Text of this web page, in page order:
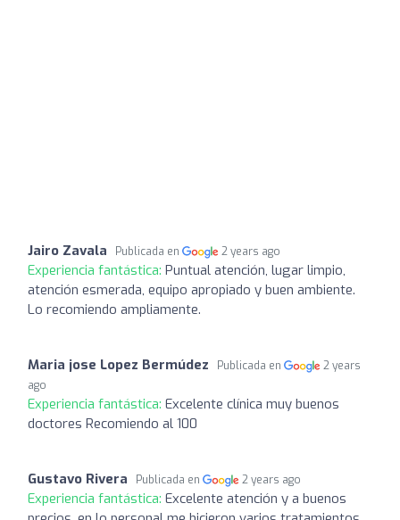
Jairo Zavala Publicada en 2 years ago
Experiencia fantástica: Puntual atención, lugar limpio,
atención esmerada, equipo apropiado y buen ambiente.
Lo recomiendo ampliamente.
Maria jose Lopez Bermúdez Publicada en
2 years
ago
Experiencia fantástica: Excelente clínica muy buenos
doctores Recomiendo al 100
Gustavo Rivera Publicada en 2 years ago
Experiencia fantástica: Excelente atención y a buenos